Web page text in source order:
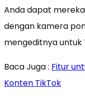
Anda dapat
dengan kamera
mengeditnya untuk
Baca Juga : Fitur
Konten TikTok